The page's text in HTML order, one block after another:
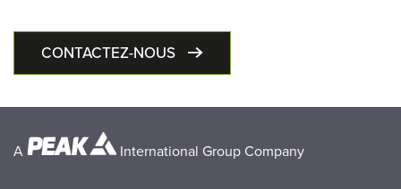
CONTACTEZ-NOUS
A International Group Company